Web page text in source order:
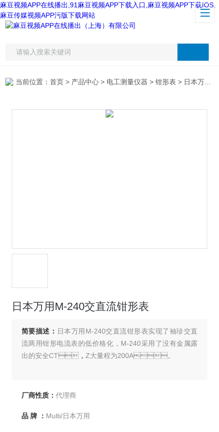
麻豆视频APP在线播出,91麻豆视频APP下载入口,麻豆视频APP下载IOS,
麻豆传媒视频APP污版下载网站
当前位置：首页 > 产品中心 > 电工测量仪器 >钳形表 > 日本万用M-240交直流钳形表
日本万用M-240交直流钳形表
简要描述： 日本万用M-240交直流钳形表实现了袖珍交直
流两用钳形电流表的低价格化，M-240采用了没有金属露
出的安全CT，Z大量程为200A。
厂商性质： 代理商
品 牌 ： Multi/日本万用